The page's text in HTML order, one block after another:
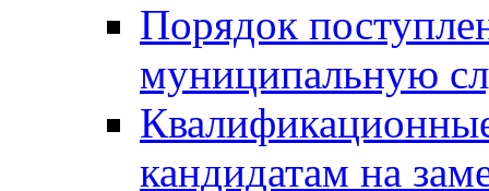
Порядок
муниципальную
кандидатам на